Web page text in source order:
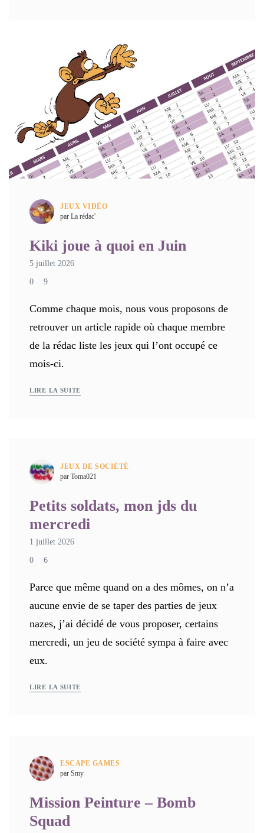
JEUX VIDÉO
par La rédac'
Kiki joue à quoi en Juin
5 juillet 2026
0 9
Comme chaque mois, nous vous proposons de
retrouver un article rapide où chaque membre
de la rédac liste les jeux qui l’ont occupé ce
mois-ci.
LIRE LA SUITE
JEUX DE SOCIÉTÉ
par Toma021
Petits soldats, mon jds du
mercredi
1 juillet 2026
0 6
Parce que même quand on a des mômes, on n’a
aucune envie de se taper des parties de jeux
nazes, j’ai décidé de vous proposer, certains
mercredi, un jeu de société sympa à faire avec
eux.
LIRE LA SUITE
ESCAPE GAMES
par Smy
Mission Peinture – Bomb
Squad